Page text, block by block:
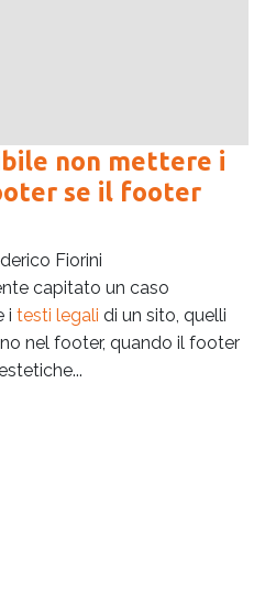
non mettere i
se il footer
Fiorini
capitato un caso
i testi legali di un sito, quelli
nel footer, quando il footer